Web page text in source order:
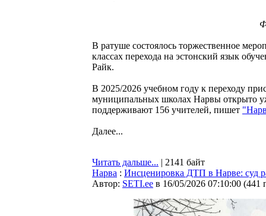
В ратуше состоялось торжественное
классах перехода на эстонский язык
Райк.
В 2025/2026 учебном году к переходу
муниципальных школах Нарвы открыто
поддерживают 156 учителей, пишет
Далее...
Читать дальше... | 2141 байт
Нарва : Инсценировка ДТП в Нарве: суд
Автор: SETI.ee в 16/05/2026 07:10:00 (441